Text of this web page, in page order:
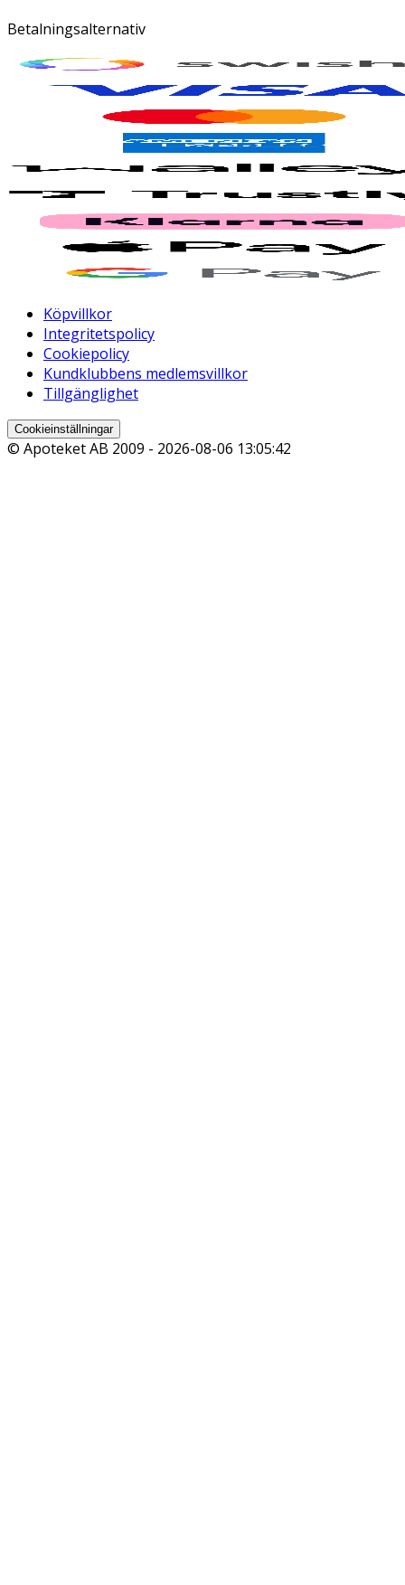
Betalningsalternativ
Köpvillkor
Integritetspolicy
Cookiepolicy
Kundklubbens medlemsvillkor
Tillgänglighet
Cookieinställningar
© Apoteket AB 2009 - 2026-08-06 13:05:42